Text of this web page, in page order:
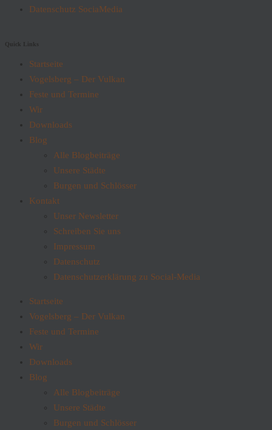
Datenschutz SociaMedia
Quick Links
Startseite
Vogelsberg – Der Vulkan
Feste und Termine
Wir
Downloads
Blog
Alle Blogbeiträge
Unsere Städte
Burgen und Schlösser
Kontakt
Unser Newsletter
Schreiben Sie uns
Impressum
Datenschutz
Datenschutzerklärung zu Social-Media
Startseite
Vogelsberg – Der Vulkan
Feste und Termine
Wir
Downloads
Blog
Alle Blogbeiträge
Unsere Städte
Burgen und Schlösser